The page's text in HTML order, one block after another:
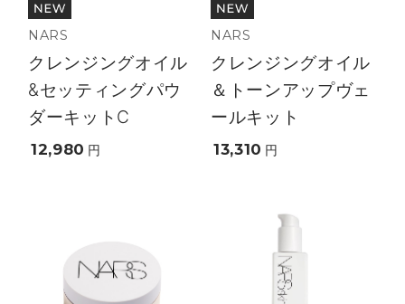
NARS
クレンジングオイル
&セッティングパウ
ダーキットC
12,980 円
NARS
クレンジングオイル
＆トーンアップヴェ
ールキット
13,310 円